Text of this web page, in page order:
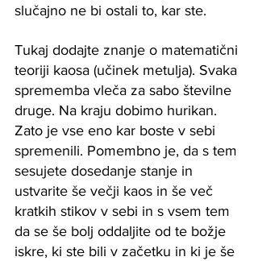
slučajno ne bi ostali to, kar ste.
Tukaj dodajte znanje o matematični
teoriji kaosa (učinek metulja). Svaka
sprememba vleča za sabo številne
druge. Na kraju dobimo hurikan.
Zato je vse eno kar boste v sebi
spremenili. Pomembno je, da s tem
sesujete dosedanje stanje in
ustvarite še večji kaos in še več
kratkih stikov v sebi in s vsem tem
da se še bolj oddaljite od te božje
iskre, ki ste bili v začetku in ki je še